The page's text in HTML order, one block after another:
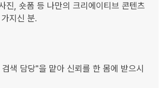
진, 숏폼 등 나만의 크리에이티브 콘텐츠
지신 분.
색 담당"을 맡아 신뢰를 한 몸에 받으시